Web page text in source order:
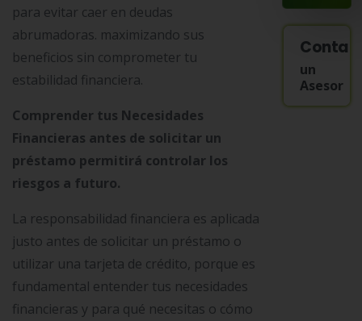
para evitar caer en deudas
abrumadoras. maximizando sus
beneficios sin comprometer tu
estabilidad financiera.
Comprender tus Necesidades
Financieras antes de solicitar un
préstamo permitirá controlar los
riesgos a futuro.
La responsabilidad financiera es aplicada
justo antes de solicitar un préstamo o
utilizar una tarjeta de crédito, porque es
fundamental entender tus necesidades
financieras y para qué necesitas o cómo
un
Asesor